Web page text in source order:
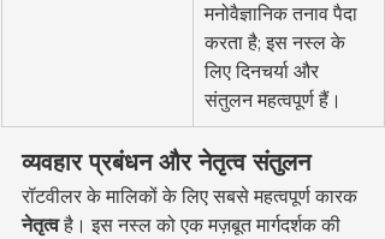
मनोवैज्ञानिक तनाव पैदा
करता है; इस नस्ल के
लिए दिनचर्या और
संतुलन महत्वपूर्ण हैं।
व्यवहार प्रबंधन और नेतृत्व संतुलन
रॉटवीलर के मालिकों के लिए सबसे महत्वपूर्ण कारक
नेतृत्व है। इस नस्ल को एक मज़बूत मार्गदर्शक की